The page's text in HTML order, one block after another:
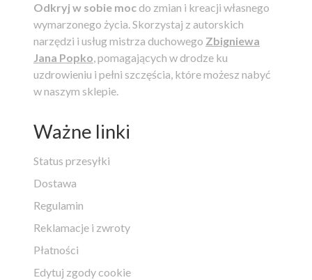
Odkryj w sobie moc do zmian i kreacji własnego
wymarzonego życia.Skorzystaj z autorskich
narzędzi i usług mistrza duchowego Zbigniewa
Jana Popko, pomagających w drodze ku
uzdrowieniu i pełni szczęścia, które możesz nabyć
w naszym sklepie.
Ważne linki
Status przesyłki
Dostawa
Regulamin
Reklamacje i zwroty
Płatności
Edytuj zgody cookie